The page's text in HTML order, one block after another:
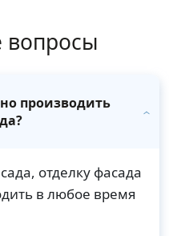
вопросы
производить
отделку фасада
в любое время